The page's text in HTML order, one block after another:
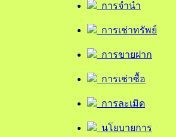
การจำนำ
การเช่าทรัพย์
การขายฝาก
การเช่าซื้อ
การละเมิด
นโยบายการ